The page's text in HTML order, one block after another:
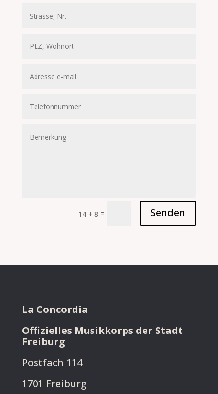
14 + 8 = Senden
La Concordia
Offizielles Musikkorps der Stadt
Freiburg
Postfach 114
1701 Freiburg